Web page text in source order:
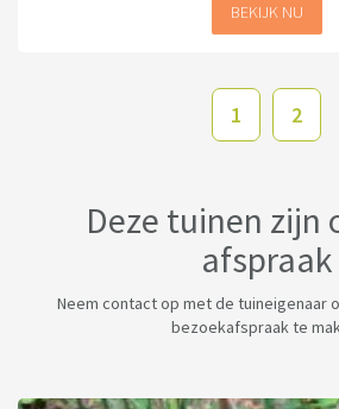
BEKIJK NU
1 2
Deze tuinen zijn
afspraak
Neem contact op met de tuineigenaar
bezoekafspraak te